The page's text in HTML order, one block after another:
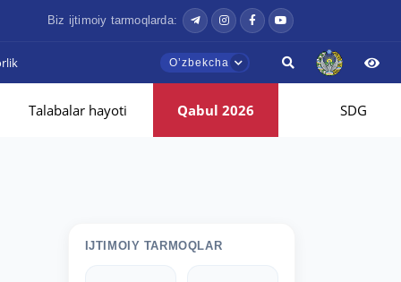
Biz ijtimoiy tarmoqlarda:
Oʼzbekcha
Talabalar hayoti Qabul 2026 SDG
IJTIMOIY TARMOQLAR